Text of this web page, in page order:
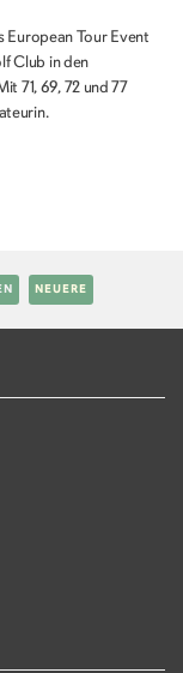
European Tour Event
Club in den
71, 69, 72 und 77
NEUERE